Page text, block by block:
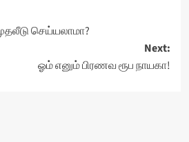
செய்யலாமா?
Next:
ஓம் எனும் பிரணவ ரூப நாயகா!